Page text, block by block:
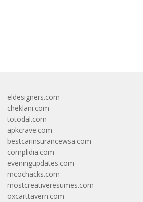
eldesigners.com
cheklani.com
totodal.com
apkcrave.com
bestcarinsurancewsa.com
complidia.com
eveningupdates.com
mcochacks.com
mostcreativeresumes.com
oxcarttavern.com